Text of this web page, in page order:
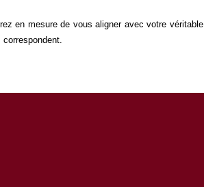
en mesure de vous aligner avec votre véritable